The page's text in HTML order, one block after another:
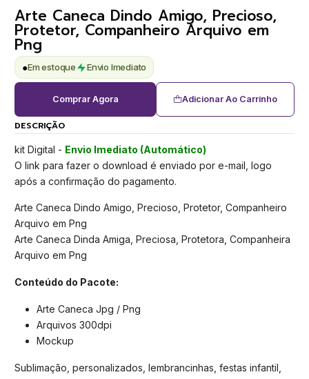
Arte Caneca Dindo Amigo, Precioso,
Protetor, Companheiro Arquivo em
Png
●Em estoque Envio Imediato
Adicionar Ao Carrinho
Comprar Agora
DESCRIÇÃO
kit Digital - Envio Imediato (Automático)
O link para fazer o download é enviado por e-mail, logo
após a confirmação do pagamento.
Arte Caneca Dindo Amigo, Precioso, Protetor, Companheiro
Arquivo em Png
Arte Caneca Dinda Amiga, Preciosa, Protetora, Companheira
Arquivo em Png
Conteúdo do Pacote:
Arte Caneca Jpg / Png
Arquivos 300dpi
Mockup
Sublimação, personalizados, lembrancinhas, festas infantil,